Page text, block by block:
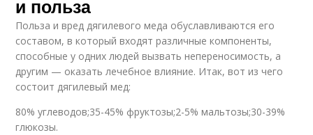
и польза
Польза и вред дягилевого меда обуславливаются его
составом, в который входят различные компоненты,
способные у одних людей вызвать непереносимость, а
другим — оказать лечебное влияние. Итак, вот из чего
состоит дягилевый мед:
80% углеводов;35-45% фруктозы;2-5% мальтозы;30-39%
глюкозы.